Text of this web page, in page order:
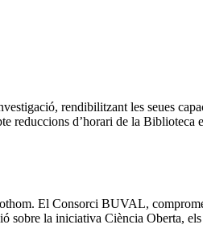
rendibilitzant les seues
d’horari de la Biblioteca
El Consorci BUVAL,
sobre la iniciativa Ciència Oberta,